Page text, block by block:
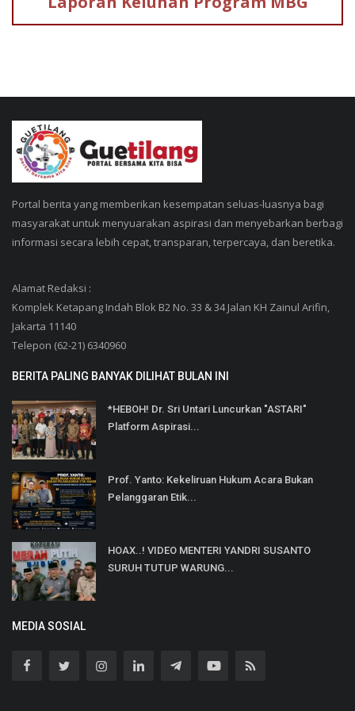
Portal berita yang memberikan kesempatan seluas-luasnya bagi
masyarakat untuk menyuarakan aspirasi dan menyebarkan berbagi
informasi secara lebih cepat, transparan, terpercaya, dan beretika.
Alamat Redaksi :
Komplek Ketapang Indah Blok B2 No. 33 & 34 Jalan KH Zainul Arifin,
Jakarta 11140
Telepon (62-21) 6340960
BERITA PALING BANYAK DILIHAT BULAN INI
*HEBOH! Dr. Sri Untari Luncurkan "ASTARI"
Platform Aspirasi...
Prof. Yanto: Kekeliruan Hukum Acara Bukan
Pelanggaran Etik...
HOAX..! VIDEO MENTERI YANDRI SUSANTO
SURUH TUTUP WARUNG...
MEDIA SOSIAL